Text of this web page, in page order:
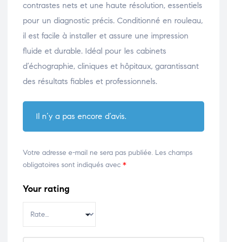
contrastes nets et une haute résolution, essentiels
pour un diagnostic précis. Conditionné en rouleau,
il est facile à installer et assure une impression
fluide et durable. Idéal pour les cabinets
d’échographie, cliniques et hôpitaux, garantissant
des résultats fiables et professionnels.
Il n’y a pas encore d’avis.
Votre adresse e-mail ne sera pas publiée. Les champs
obligatoires sont indiqués avec *
Your rating